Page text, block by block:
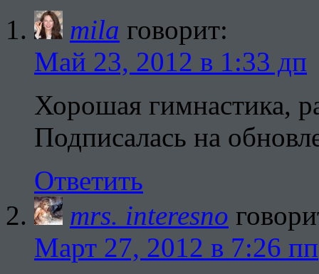
mila говорит:
Май 23, 2012 в 1:33 дп
Хорошая гимнастика,
Подписалась на
Ответить
mrs. interesno
Март 27, 2012 в 7:26 пп